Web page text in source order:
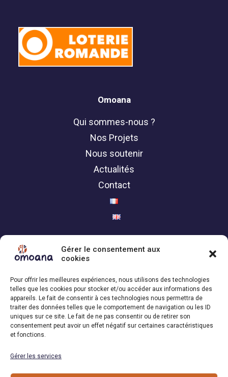
Gérer le consentement aux
cookies
Pour offrir les meilleures expériences, nous utilisons des technologies
telles que les cookies pour stocker et/ou accéder aux informations des
appareils. Le fait de consentir à ces technologies nous permettra de
traiter des données telles que le comportement de navigation ou les ID
uniques sur ce site. Le fait de ne pas consentir ou de retirer son
consentement peut avoir un effet négatif sur certaines caractéristiques
et fonctions.
Gérer les services
Omoana
Qui sommes-nous ?
Nos Projets
Nous soutenir
Actualités
Contact
Association Omoana,
1200 Genève | Suisse
+41 79 101 34 04
Suivez-nous